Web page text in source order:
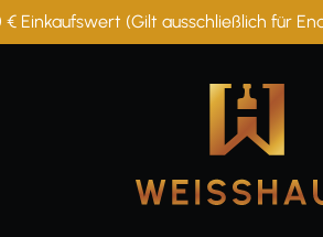
Einkaufswert (Gilt ausschließlich für